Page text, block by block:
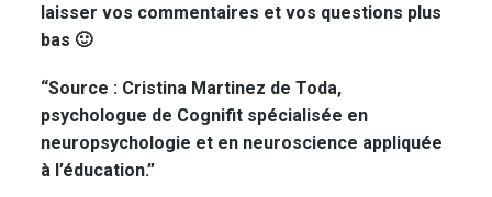
laisser vos commentaires et vos questions plus
bas 🙂
“Source : Cristina Martinez de Toda,
psychologue de Cognifit spécialisée en
neuropsychologie et en neuroscience appliquée
à l’éducation.”